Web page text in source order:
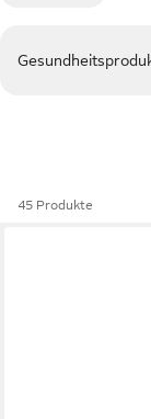
45 Produkte